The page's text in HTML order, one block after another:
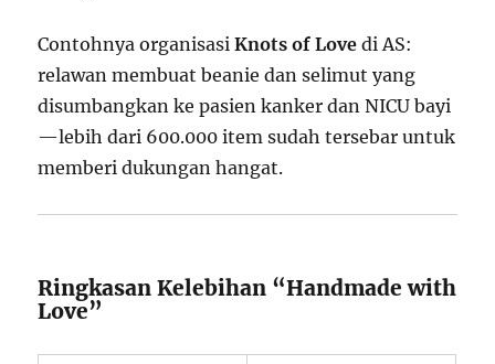
Contohnya organisasiKnots of Love di AS:
relawan membuat beanie dan selimut yang
disumbangkan ke pasien kanker dan NICU bayi
—lebih dari 600.000 item sudah tersebar untuk
memberi dukungan hangat.
Ringkasan Kelebihan “Handmade with
Love”